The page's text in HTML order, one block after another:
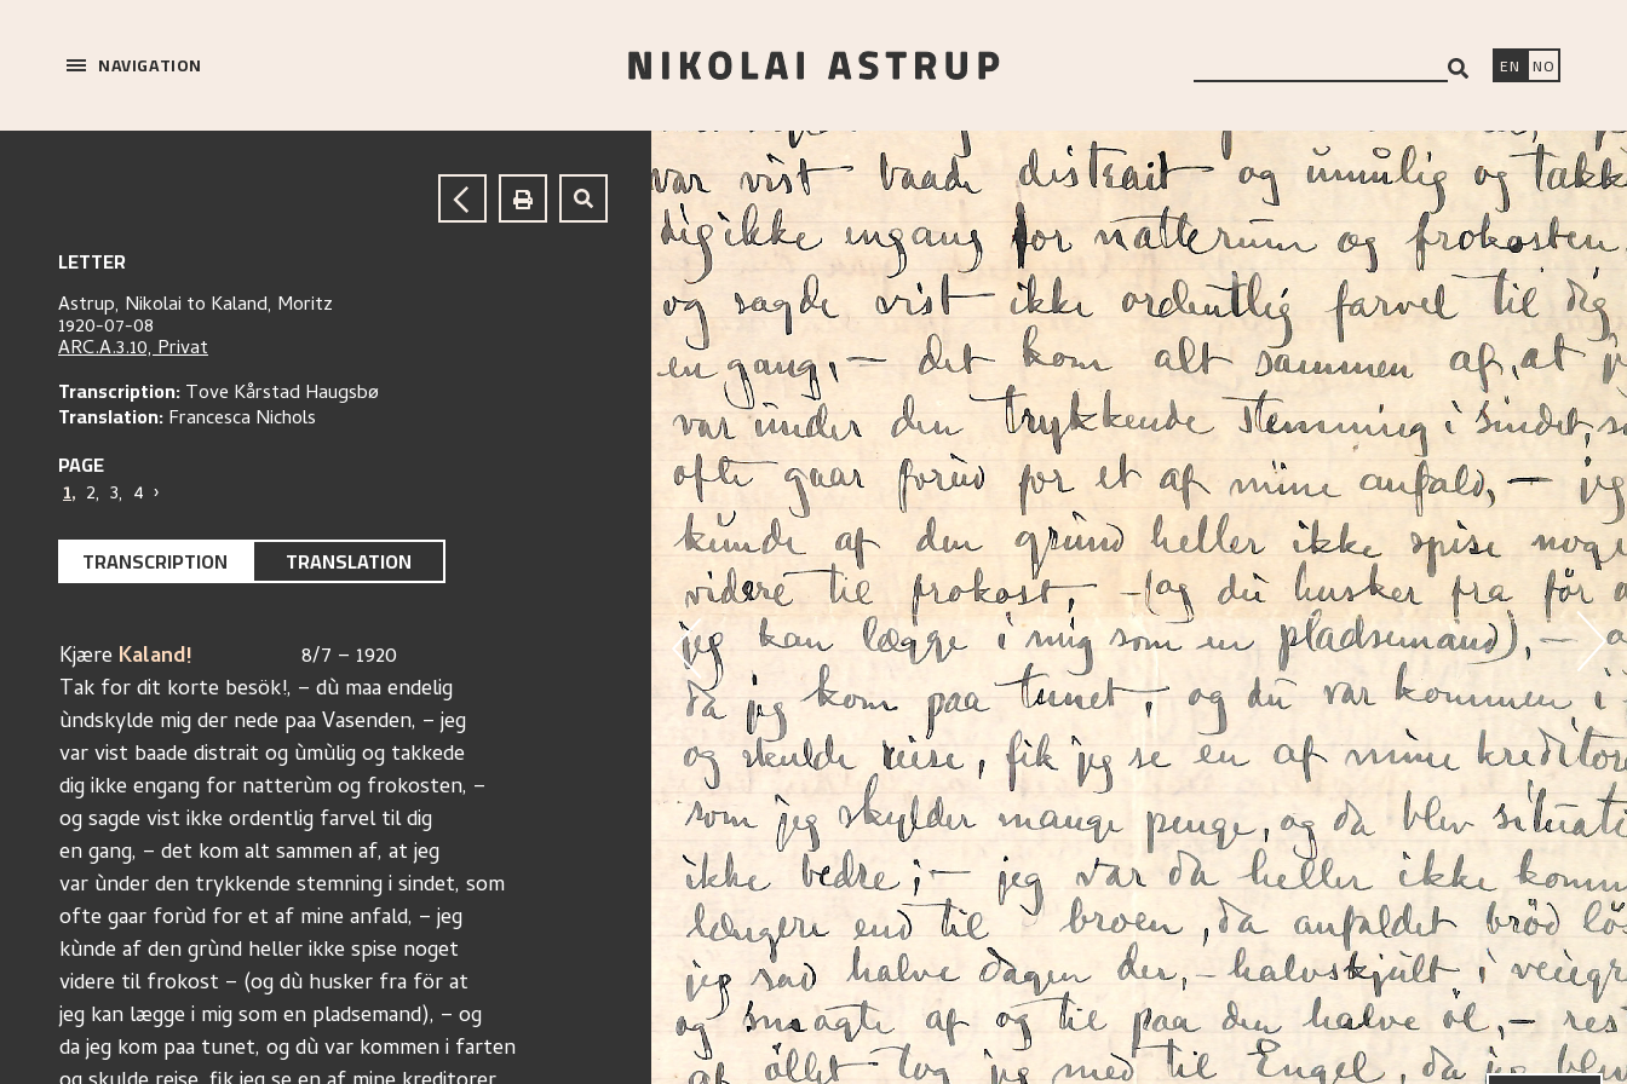
NAVIGATION EN NO
LETTER
Astrup, Nikolai to Kaland, Moritz
1920-07-08
ARC.A.3.10, Privat
Transcription:Tove Kårstad Haugsbø
Translation:Francesca Nichols
PAGE
1, 2, 3, 4 ›
TRANSCRIPTION TRANSLATION
Kjære Kaland!
			8/7 – 1920
Tak for dit korte besök!, – dù maa endelig
ùndskylde mig der nede paa Vasenden, – jeg
var vist baade distrait og ùmùlig og takkede
dig ikke engang for natterùm og frokosten, –
og sagde vist ikke ordentlig farvel til dig
en gang, – det kom alt sammen af, at jeg
var ùnder den trykkende stemning i sindet, som
ofte gaar forùd for et af mine anfald, – jeg
kùnde af den grùnd heller ikke spise noget
videre til frokost – (og dù husker fra för at
jeg kan lægge i mig som en pladsemand), – og
da jeg kom paa tunet, og dù var kommen i farten